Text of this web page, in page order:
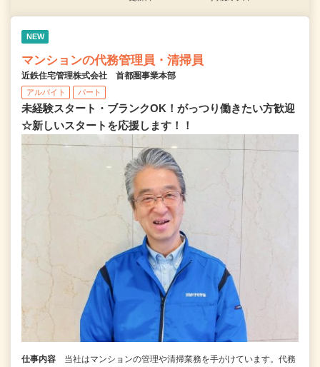
NEW
マンションの代務管理員・清掃員
近鉄住宅管理株式会社 首都圏事業本部
アルバイト パート
未経験スタート・ブランクOK！がっつり働きたい方歓迎
☆新しいスタートを応援します！！
仕事内容
当社はマンションの管理や清掃業務を手がけています。代務